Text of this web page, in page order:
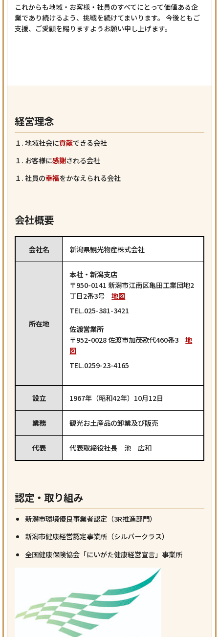
これからも地域・お客様・社員のすべてにとって価値ある企
業であり続けるよう、挑戦を続けてまいります。 今後ともご
支援、ご愛顧を賜りますようお願い申し上げます。
経営理念
１. 地域社会に貢献できる会社
１. お客様に感謝される会社
１. 社員の幸福をかなえられる会社
会社概要
会社名 新潟県観光物産株式会社
所在地
本社・新潟支店
〒950-0141 新潟市江南区亀田工業団地2
丁目2番3号地図
TEL.025-381-3421
佐渡営業所
〒952-0028 佐渡市加茂歌代460番3地
図
TEL.0259-23-4165
設立 1967年（昭和42年）10月12日
業務 観光お土産品の卸業及び販売
代表 代表取締役社長 池 広和
認定・取り組み
新潟市環境優良事業者認定（3R推進部門）
新潟市健康経営認定事業所（シルバークラス）
全国健康保険協会「にいがた健康経営宣言」事業所